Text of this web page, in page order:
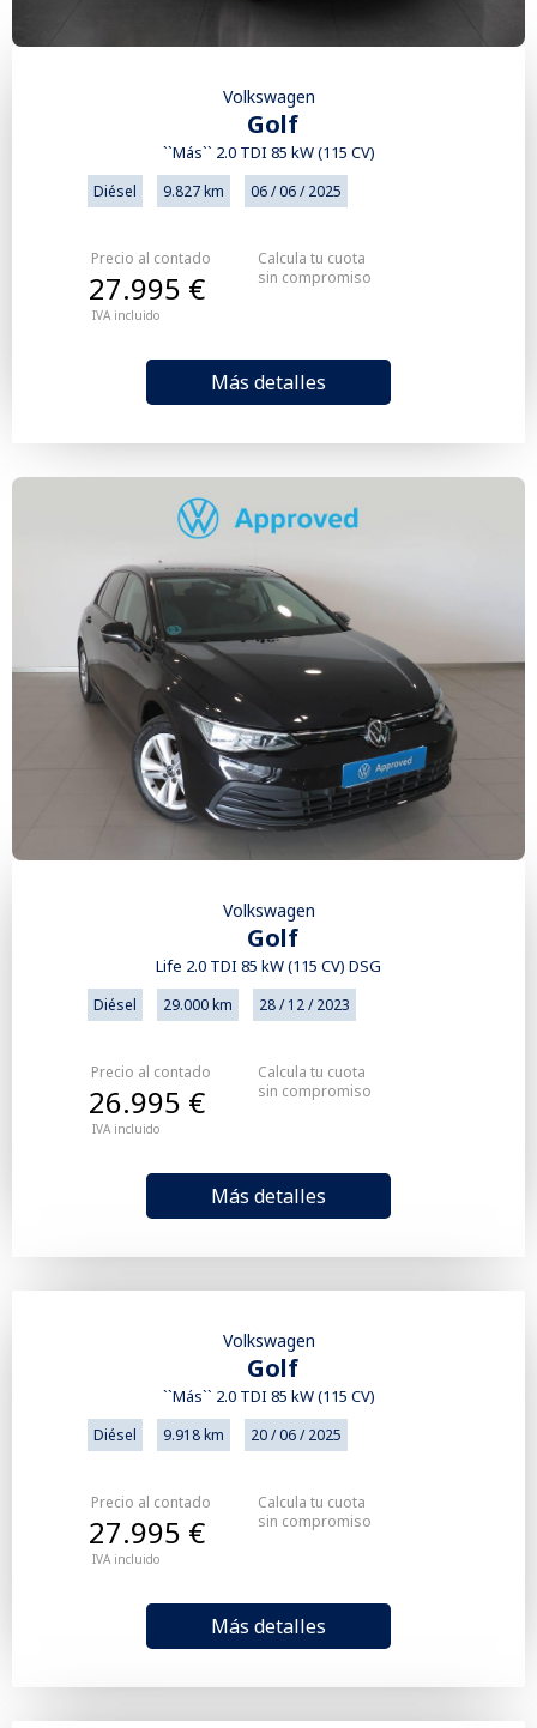
Volkswagen
Golf
``Más`` 2.0 TDI 85 kW (115 CV)
Diésel 9.827 km 06 / 06 / 2025
Precio al contado
IVA incluido
27.995 €
Más detalles
Calcula tu cuota
sin compromiso
Volkswagen
Golf
Life 2.0 TDI 85 kW (115 CV) DSG
Diésel 29.000 km 28 / 12 / 2023
Precio al contado
IVA incluido
26.995 €
Más detalles
Calcula tu cuota
sin compromiso
Volkswagen
Golf
``Más`` 2.0 TDI 85 kW (115 CV)
Diésel 9.918 km 20 / 06 / 2025
Precio al contado
IVA incluido
27.995 €
Más detalles
Calcula tu cuota
sin compromiso